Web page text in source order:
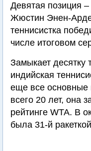
Девятая позиция
Жюстин Энен-
теннисистка
числе итоговом
Замыкает десятку
индийская
еще все
всего 20 лет, она
рейтинге WTA. В
была 31-й